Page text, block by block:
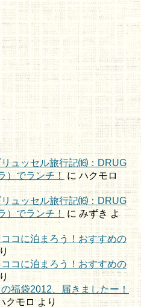
ュッセル旅行記⒃：DRUG
）でランチ！ に ハクモロ
ュッセル旅行記⒃：DRUG
）でランチ！
に みずき よ
コに泊まろう！おすすめの
コに泊まろう！おすすめの
福袋2012、届きましたー！
クモロより